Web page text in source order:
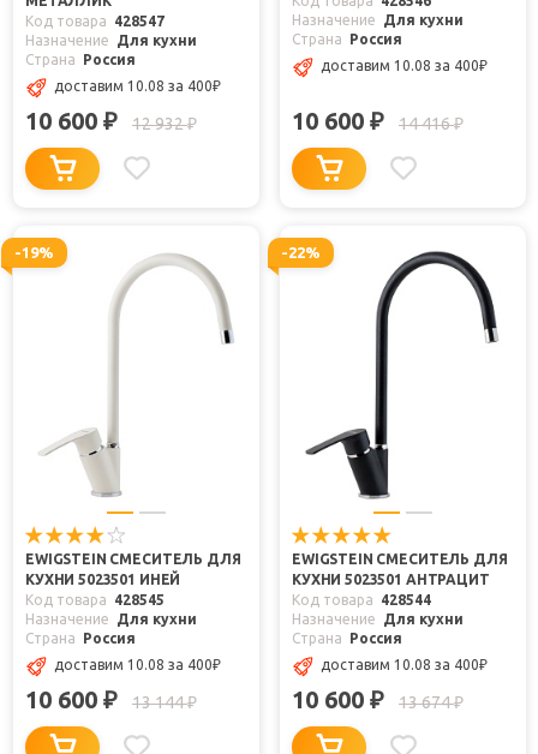
Код товара
428547
Назначение
Для кухни
Страна
Россия
доставим 10.08 за 400₽
10 600 ₽ 12 932₽
Назначение
Для кухни
Страна
Россия
доставим 10.08 за 400₽
10 600 ₽ 14 416₽
-19%
EWIGSTEIN СМЕСИТЕЛЬ ДЛЯ
КУХНИ 5023501 ИНЕЙ
Код товара
428545
Назначение
Для кухни
Страна
Россия
доставим 10.08 за 400₽
10 600 ₽ 13 144₽
-22%
EWIGSTEIN СМЕСИТЕЛЬ ДЛЯ
КУХНИ 5023501 АНТРАЦИТ
Код товара
428544
Назначение
Для кухни
Страна
Россия
доставим 10.08 за 400₽
10 600 ₽ 13 674₽